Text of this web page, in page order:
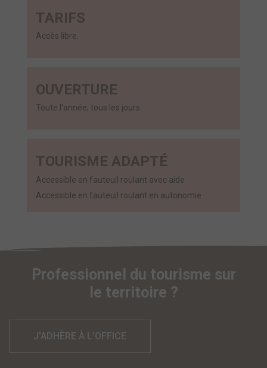
TARIFS
Accès libre.
OUVERTURE
Toute l'année, tous les jours.
TOURISME ADAPTÉ
Accessible en fauteuil roulant avec aide
Accessible en fauteuil roulant en autonomie
Professionnel du tourisme sur
le territoire ?
J'ADHÈRE À L'OFFICE